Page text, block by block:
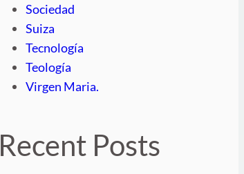
Sociedad
Suiza
Tecnología
Teología
Virgen Maria.
Recent Posts